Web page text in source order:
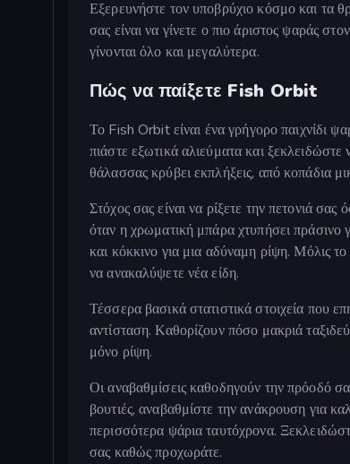
Εξερευνήστε τον υποβρύχιο κόσμο και τα
σας είναι να γίνετε ο πιο άριστος ψαράς
γίνονται όλο και μεγαλύτερα.
Πώς να παίξετε Fish Orbit
Το Fish Orbit είναι ένα γρήγορο παιχνίδι
πιάστε εξωτικά αλιεύματα και
θάλασσας κρύβει εκπλήξεις, από κοπάδια
Στόχος σας είναι να ρίξετε την πετονιά
όταν η χρωματική μπάρα χτυπήσει πράσινο
και κόκκινο για μια αδύναμη ρίψη. Μόλις
να ανακαλύψετε νέα είδη.
Τέσσερα βασικά στατιστικά στοιχεία που
αντίσταση. Καθορίζουν πόσο μακριά
μόνο ρίψη.
Οι αναβαθμίσεις καθοδηγούν την πρόοδό
βουτιές, αναβαθμίστε την ανάκρουση για
περισσότερα ψάρια ταυτόχρονα.
σας καθώς προχωράτε.